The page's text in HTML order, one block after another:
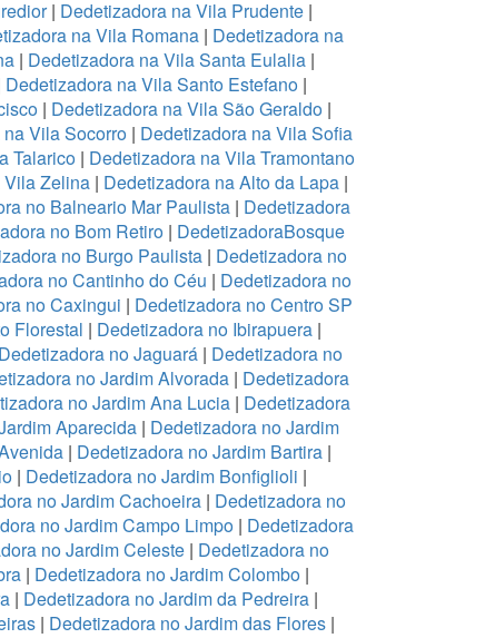
| Dedetizadora na Vila Prudente|
na Vila Romana | Dedetizadora na
| Dedetizadora na Vila Santa Eulalia |
Dedetizadora na Vila Santo Estefano |
| Dedetizadora na Vila São Geraldo |
Vila Socorro | Dedetizadora na Vila Sofia
Talarico | Dedetizadora na Vila Tramontano
Zelina| Dedetizadora na Alto da Lapa|
no Balneario Mar Paulista| Dedetizadora
no Bom Retiro| DedetizadoraBosque
no Burgo Paulista| Dedetizadora no
no Cantinho do Céu | Dedetizadora no
no Caxingui | Dedetizadora no Centro SP
Florestal | Dedetizadora no Ibirapuera|
Dedetizadora no Jaguará | Dedetizadora no
no Jardim Alvorada | Dedetizadora
no Jardim Ana Lucia | Dedetizadora
Aparecida | Dedetizadora no Jardim
| Dedetizadora no Jardim Bartira|
| Dedetizadora no Jardim Bonfiglioli |
no Jardim Cachoeira| Dedetizadora no
no Jardim Campo Limpo | Dedetizadora
no Jardim Celeste| Dedetizadora no
| Dedetizadora no Jardim Colombo|
| Dedetizadora no Jardim da Pedreira|
| Dedetizadora no Jardim das Flores |